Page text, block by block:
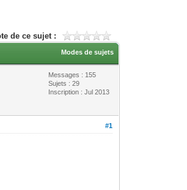
de ce sujet :
Modes de sujets
Messages : 155
Sujets : 29
Inscription : Jul 2013
#1